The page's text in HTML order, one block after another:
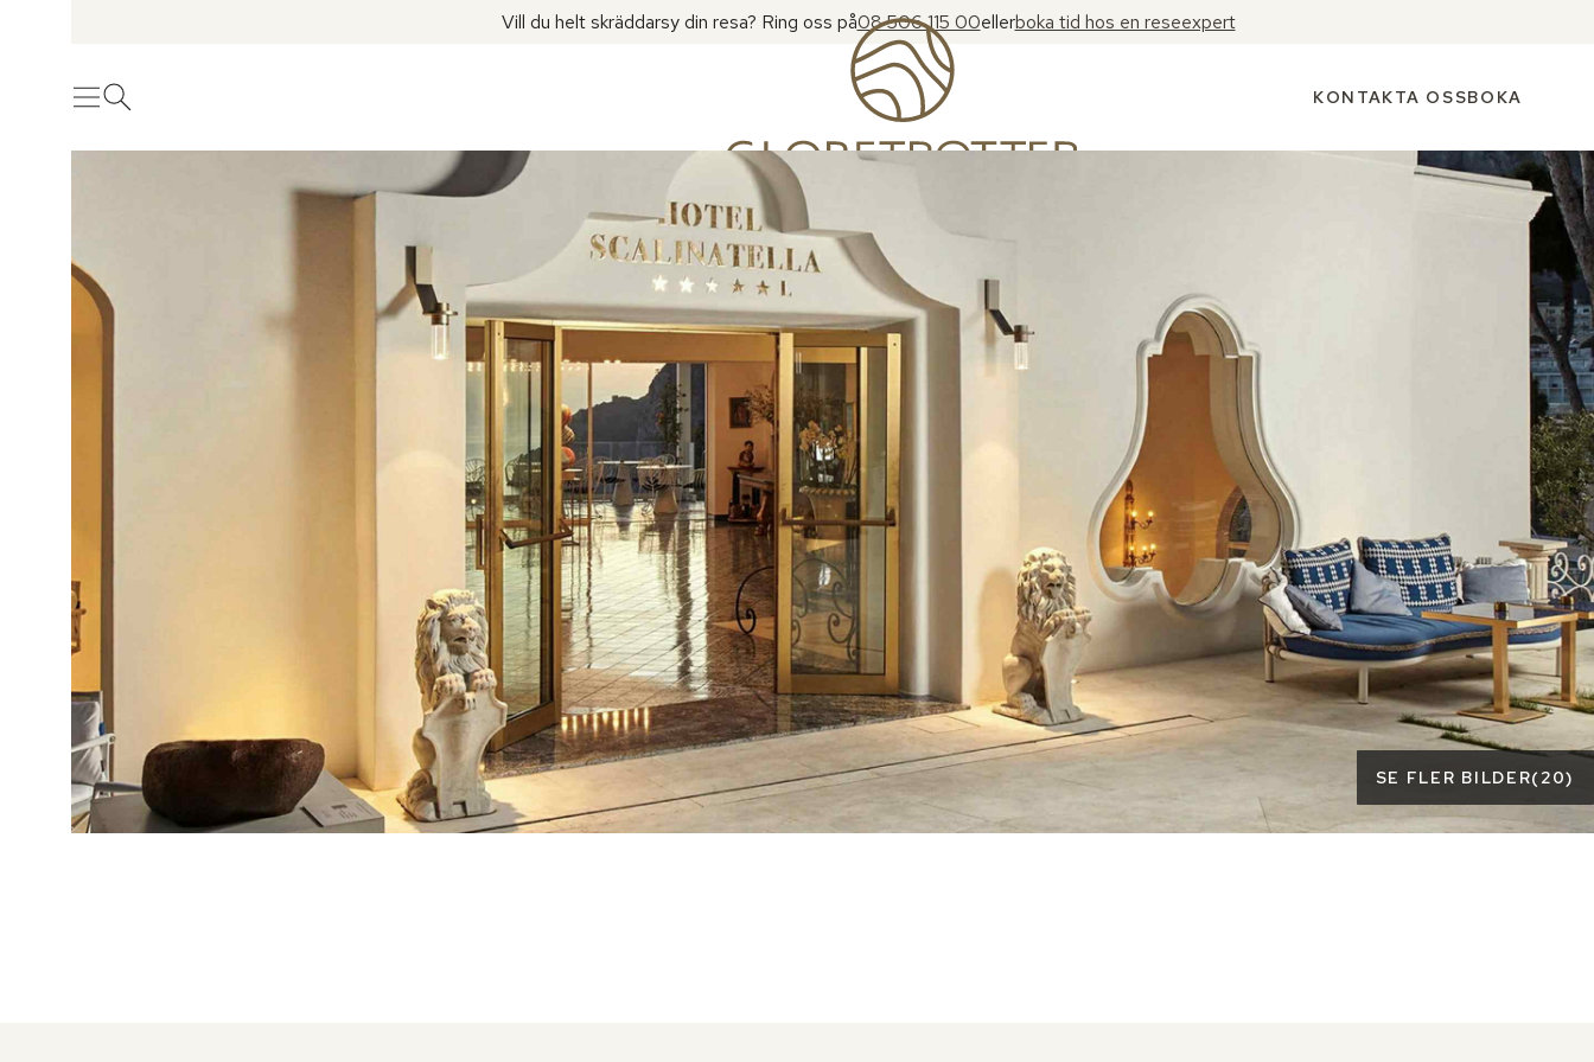
Vill du helt skräddarsy din resa? Ring oss på08 506 115 00ellerboka tid hos en reseexpert
MenyÖppna sök KONTAKTA OSSBOKA
SE FLER BILDER( 20)